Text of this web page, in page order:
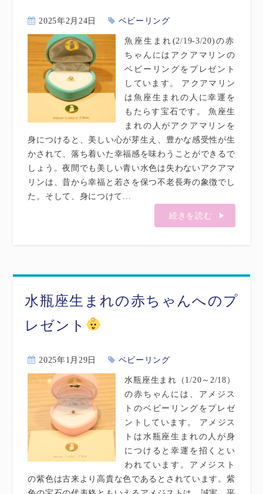
2025年2月24日 ベビーリング
魚座生まれ(2/19-3/20)の赤
ちゃんにはアクアマリンの
ベビーリングをプレゼント
しています。 アクアマリン
は魚座生まれの人に幸運を
もたらす宝石です。 魚座生
まれの人がアクアマリンを
身につけると、美しい心が芽生え、豊かな感受性が生
かされて、落ち着いた幸福感を味わうことができるで
しょう。夜間でも美しい青い水色は失わないアクアマ
リンは、昔から幸福と若さを保つ不老長寿の象徴でし
た。そして、身につけて...
続きを読む
水瓶座生まれの赤ちゃんへのプ
レゼント
2025年1月29日 ベビーリング
水瓶座生まれ（1/20～2/18）
の赤ちゃんには、アメジス
トのベビーリングをプレゼ
ントしています。 アメジス
トは水瓶座生まれの人が身
につけると幸運を招くとい
われています。アメジスト
の紫色は古来より高貴な色であるとされています。紫